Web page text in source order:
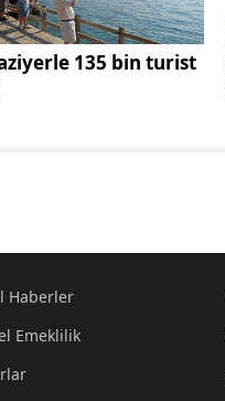
135 bin turist
Haberler
Emeklilik